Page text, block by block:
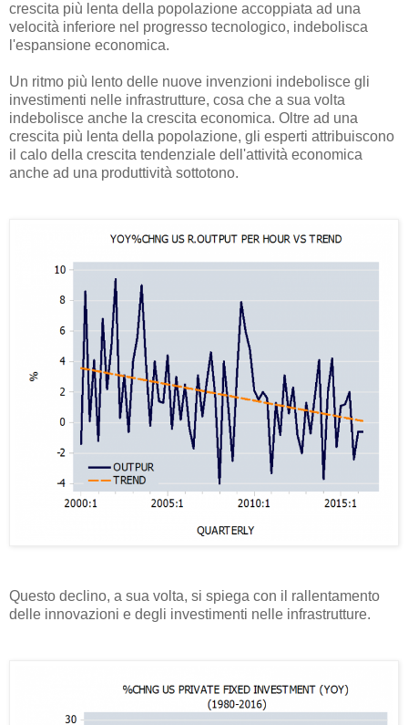
crescita più lenta della popolazione accoppiata ad una
velocità inferiore nel progresso tecnologico, indebolisca
l'espansione economica.
Un ritmo più lento delle nuove invenzioni indebolisce gli
investimenti nelle infrastrutture, cosa che a sua volta
indebolisce anche la crescita economica. Oltre ad una
crescita più lenta della popolazione, gli esperti attribuiscono
il calo della crescita tendenziale dell'attività economica
anche ad una produttività sottotono.
Questo declino, a sua volta, si spiega con il rallentamento
delle innovazioni e degli investimenti nelle infrastrutture.